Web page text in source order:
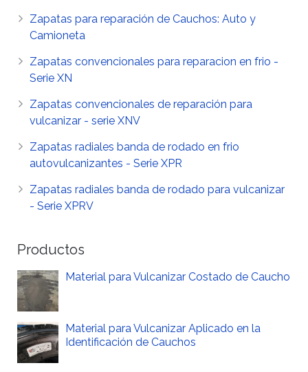
Zapatas para reparación de Cauchos: Auto y
Camioneta
Zapatas convencionales para reparacion en frio -
Serie XN
Zapatas convencionales de reparación para
vulcanizar - serie XNV
Zapatas radiales banda de rodado en frio
autovulcanizantes - Serie XPR
Zapatas radiales banda de rodado para vulcanizar
- Serie XPRV
Productos
Material para Vulcanizar Costado de Caucho
Material para Vulcanizar Aplicado en la
Identificación de Cauchos